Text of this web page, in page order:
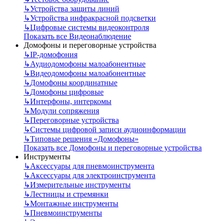
↳Устройства защиты линий
↳Устройства инфракрасной подсветки
↳Цифровые системы видеоконтроля
Показать все Видеонаблюдение
Домофоны и переговорные устройства
↳IP-домофония
↳Аудиодомофоны малоабонентные
↳Видеодомофоны малоабонентные
↳Домофоны координатные
↳Домофоны цифровые
↳Интерфоны, интеркомы
↳Модули сопряжения
↳Переговорные устройства
↳Системы цифровой записи аудиоинформации
↳Типовые решения «Домофоны»
Показать все Домофоны и переговорные устройства
Инструменты
↳Аксессуары для пневмоинструмента
↳Аксессуары для электроинструмента
↳Измерительные инструменты
↳Лестницы и стремянки
↳Монтажные инструменты
↳Пневмоинструменты